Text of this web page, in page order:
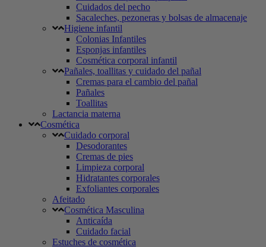
Cuidados del pecho
Sacaleches, pezoneras y bolsas de almacenaje
Higiene infantil
Colonias Infantiles
Esponjas infantiles
Cosmética corporal infantil
Pañales, toallitas y cuidado del pañal
Cremas para el cambio del pañal
Pañales
Toallitas
Lactancia materna
Cosmética
Cuidado corporal
Desodorantes
Cremas de pies
Limpieza corporal
Hidratantes corporales
Exfoliantes corporales
Afeitado
Cosmética Masculina
Anticaída
Cuidado facial
Estuches de cosmética